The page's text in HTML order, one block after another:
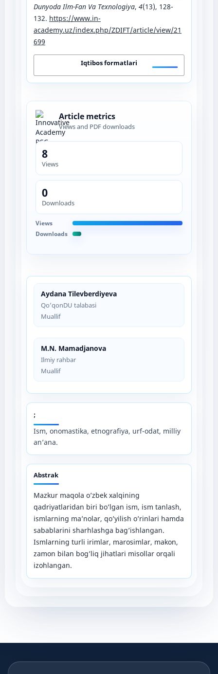
Aydana Tilevberdiyeva
Qo’qonDU talabasi
Muallif
M.N. Mamadjanova
Ilmiy rahbar
Muallif
;
Ism, onomastika, etnografiya, urf-odat, milliy
an’ana.
Abstrak
Mazkur maqola o’zbek xalqining
qadriyatlaridan biri bo’lgan ism, ism tanlash,
ismlarning ma’nolar, qo’yilish o’rinlari hamda
sabablarini sharhlashga bag’ishlangan.
Ismlarning turli irimlar, marosimlar, makon,
zamon bilan bog’liq jihatlari misollar orqali
izohlangan.
Dunyoda Ilm-Fan Va Texnologiya, 4(13), 128-
132. https://www.in-
academy.uz/index.php/ZDIFT/article/view/21
699
Iqtibos formatlari
Article metrics
Views and PDF downloads
8
Views
0
Downloads
Views
Downloads